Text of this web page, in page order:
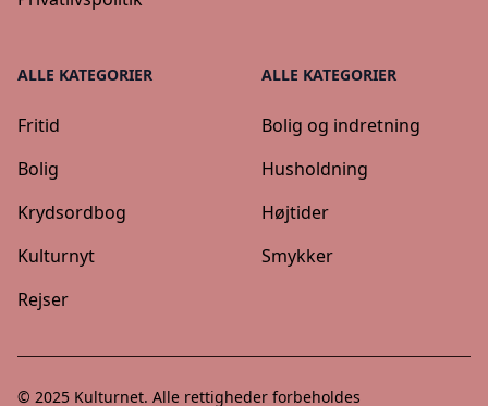
ALLE KATEGORIER
Fritid
Bolig
Krydsordbog
Kulturnyt
Rejser
ALLE KATEGORIER
Bolig og indretning
Husholdning
Højtider
Smykker
© 2025 Kulturnet. Alle rettigheder forbeholdes